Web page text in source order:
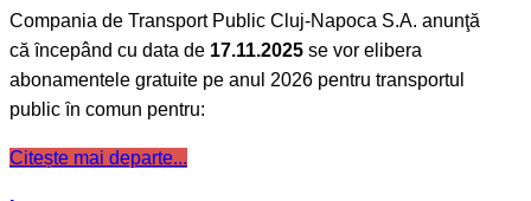
Compania de Transport Public Cluj-Napoca S.A. anunţă
că ȋncepând cu data de 17.11.2025 se vor elibera
abonamentele gratuite pe anul 2026 pentru transportul
public ȋn comun pentru:
Citește mai departe...